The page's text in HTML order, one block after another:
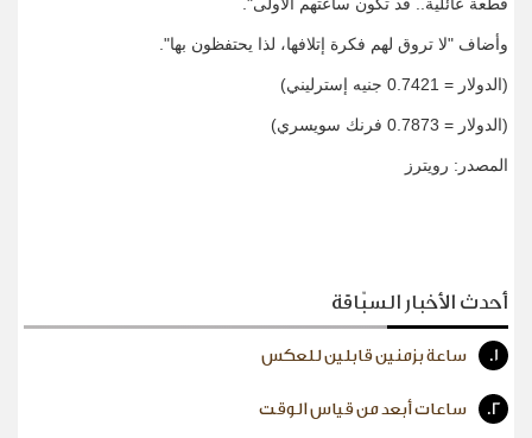
وأضاف "لا تروق لهم فكرة إتلافها، لذا يحتفظون بها".
(الدولار = 0.7421 جنيه إسترليني)
(الدولار = 0.7873 فرنك سويسري)
المصدر: رويترز
أحدث الأخبار السبّاقة
1. ساعة بزمنين قابلين للعكس
2. ساعات أبعد من قياس الوقت